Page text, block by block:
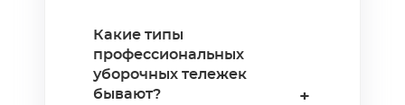
Какие типы
профессиональных
уборочных тележек
бывают?
+